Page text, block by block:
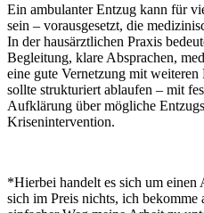
Ein ambulanter Entzug kann für
sein – vorausgesetzt, die
In der hausärztlichen Praxis
Begleitung, klare Absprachen,
eine gute Vernetzung mit
sollte strukturiert ablaufen – mit
Aufklärung über mögliche
Krisenintervention.
*Hierbei handelt es sich um
sich im Preis nichts, ich